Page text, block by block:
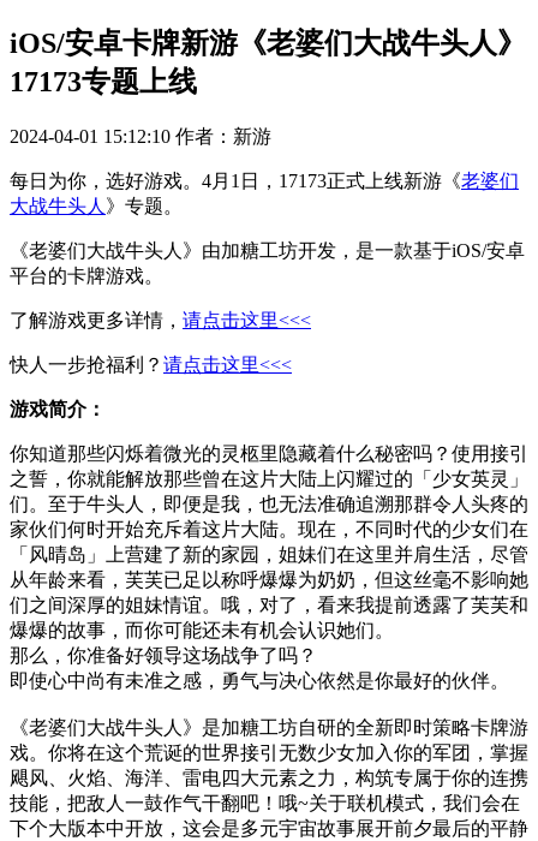
iOS/安卓卡牌新游《老婆们大战牛头人》
17173专题上线
2024-04-01 15:12:10 作者：新游
每日为你，选好游戏。4月1日，17173正式上线新游《老婆们
大战牛头人 》专题。
《老婆们大战牛头人》由加糖工坊开发，是一款基于iOS/安卓
平台的卡牌游戏。
了解游戏更多详情， 请点击这里<<<
快人一步抢福利？ 请点击这里<<<
游戏简介：
你知道那些闪烁着微光的灵柩里隐藏着什么秘密吗？使用接引
之誓，你就能解放那些曾在这片大陆上闪耀过的「少女英灵」
们。至于牛头人，即便是我，也无法准确追溯那群令人头疼的
家伙们何时开始充斥着这片大陆。现在，不同时代的少女们在
「风晴岛」上营建了新的家园，姐妹们在这里并肩生活，尽管
从年龄来看，芙芙已足以称呼爆爆为奶奶，但这丝毫不影响她
们之间深厚的姐妹情谊。哦，对了，看来我提前透露了芙芙和
爆爆的故事，而你可能还未有机会认识她们。
那么，你准备好领导这场战争了吗？
即使心中尚有未准之感，勇气与决心依然是你最好的伙伴。
《老婆们大战牛头人》是加糖工坊自研的全新即时策略卡牌游
戏。你将在这个荒诞的世界接引无数少女加入你的军团，掌握
飓风、火焰、海洋、雷电四大元素之力，构筑专属于你的连携
技能，把敌人一鼓作气干翻吧！哦~关于联机模式，我们会在
下个大版本中开放，这会是多元宇宙故事展开前夕最后的平静